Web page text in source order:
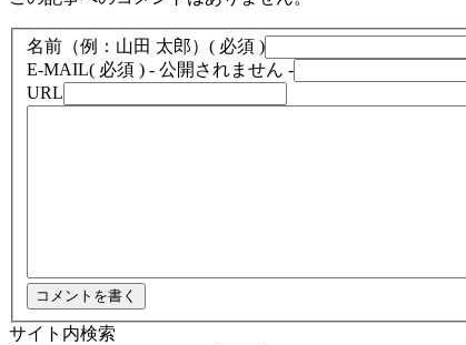
名前（例：山田 太郎） ( 必須 )
E-MAIL( 必須 ) - 公開されません -
URL
サイト内検索